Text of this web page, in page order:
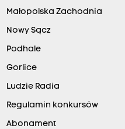
Małopolska Zachodnia
Nowy Sącz
Podhale
Gorlice
Ludzie Radia
Regulamin konkursów
Abonament